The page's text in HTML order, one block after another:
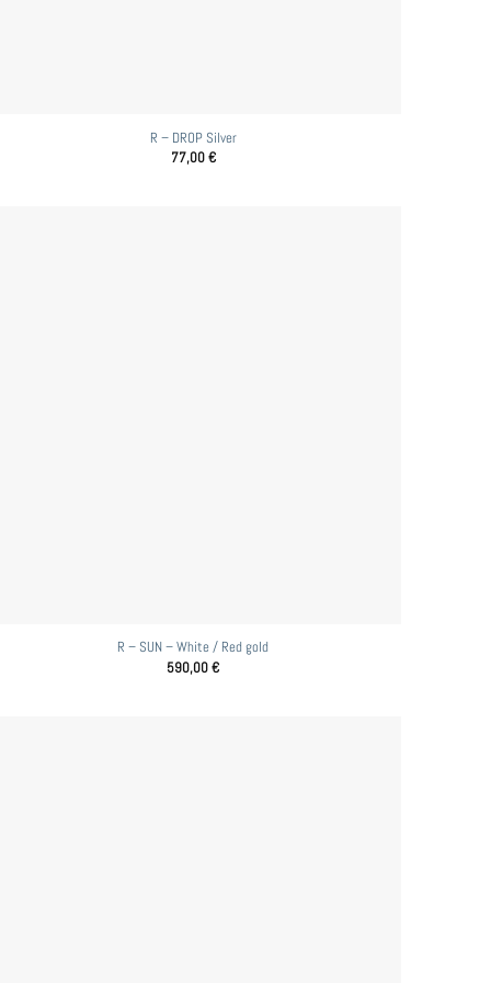
R – DROP Silver
77,00€
R – SUN – White / Red gold
590,00€